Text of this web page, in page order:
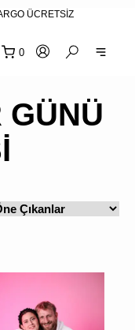
ÜCRETSİZ
0
GÜNÜ